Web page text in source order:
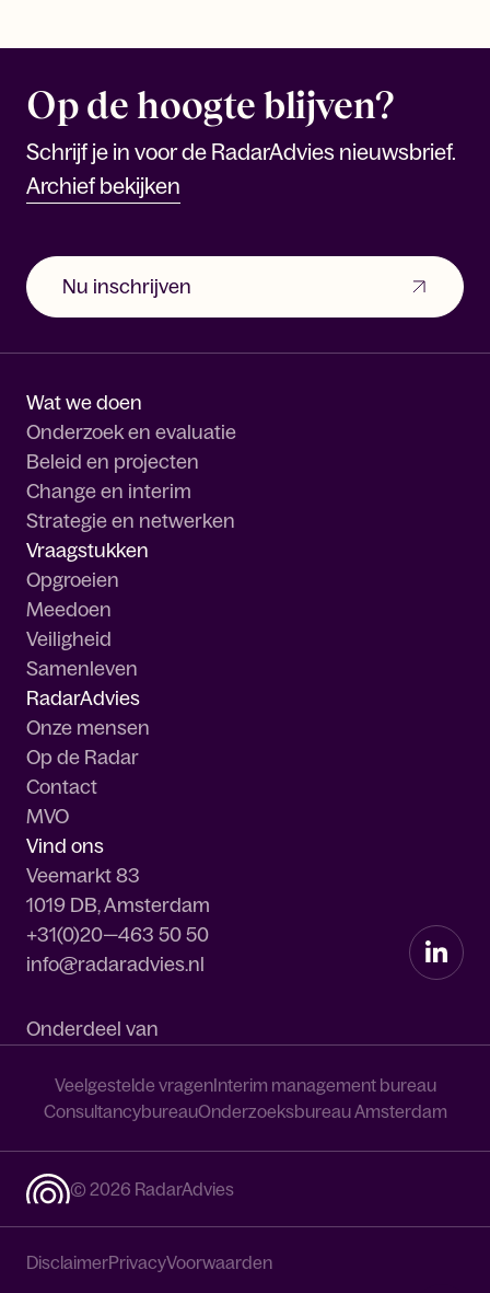
Op de hoogte blijven?
Schrijf je in voor de RadarAdvies nieuwsbrief.
Archief bekijken
Nu inschrijven
Wat we doen
Onderzoek en evaluatie
Beleid en projecten
Change en interim
Strategie en netwerken
Vraagstukken
Opgroeien
Meedoen
Veiligheid
Samenleven
RadarAdvies
Onze mensen
Op de Radar
Contact
MVO
Vind ons
Veemarkt 83
1019 DB, Amsterdam
+31(0)20—463 50 50
info@radaradvies.nl
Onderdeel van
Veelgestelde vragenInterim management bureau
ConsultancybureauOnderzoeksbureau Amsterdam
© 2026 RadarAdvies
DisclaimerPrivacyVoorwaarden